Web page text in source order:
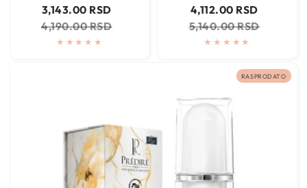
Cena
na
sniženju
3,143.00 RSD
4,190.00 RSD
Cena
na
sniženju
4,112.00 RSD
5,140.00 RSD
RASPRODATO